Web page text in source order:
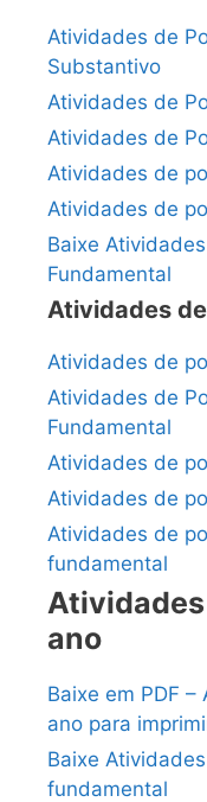
Atividades de
Substantivo
Atividades de
Atividades de
Atividades de
Atividades de
Baixe
Fundamental
Atividades
Atividades de
Atividades de
Fundamental
Atividades de
Atividades de
Atividades de
fundamental
ano
Baixe em PDF
ano para
Baixe
fundamental